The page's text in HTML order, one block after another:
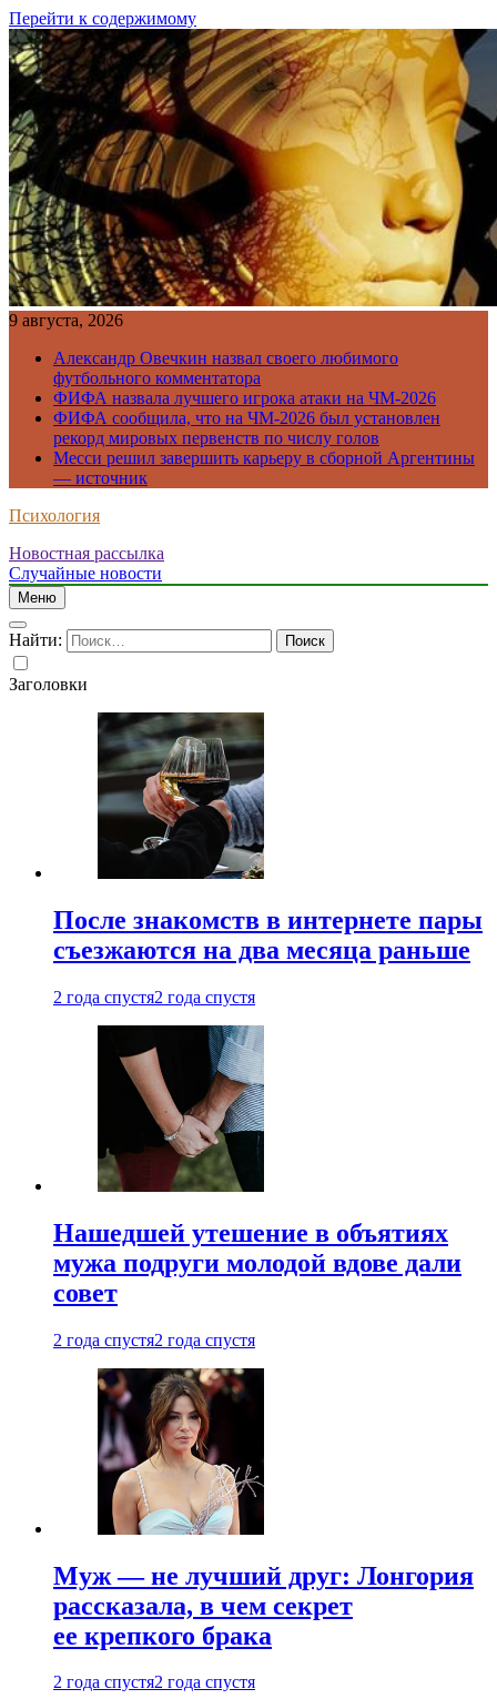
Перейти к содержимому
9 августа, 2026
Александр Овечкин назвал своего любимого
футбольного комментатора
ФИФА назвала лучшего игрока атаки на ЧМ-2026
ФИФА сообщила, что на ЧМ-2026 был установлен
рекорд мировых первенств по числу голов
Месси решил завершить карьеру в сборной Аргентины
— источник
Психология
Новостная рассылка
Случайные новости
Меню
Найти:
Заголовки
После знакомств в интернете пары
съезжаются на два месяца раньше
2 года спустя2 года спустя
Нашедшей утешение в объятиях
мужа подруги молодой вдове дали
совет
2 года спустя2 года спустя
Муж — не лучший друг: Лонгория
рассказала, в чем секрет
ее крепкого брака
2 года спустя2 года спустя